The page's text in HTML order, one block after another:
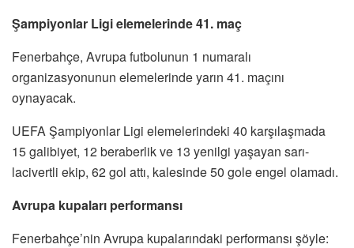
Şampiyonlar Ligi elemelerinde 41. maç
Fenerbahçe, Avrupa futbolunun 1 numaralı
organizasyonunun elemelerinde yarın 41. maçını
oynayacak.
UEFA Şampiyonlar Ligi elemelerindeki 40 karşılaşmada
15 galibiyet, 12 beraberlik ve 13 yenilgi yaşayan sarı-
lacivertli ekip, 62 gol attı, kalesinde 50 gole engel olamadı.
Avrupa kupaları performansı
Fenerbahçe’nin Avrupa kupalarındaki performansı şöyle: